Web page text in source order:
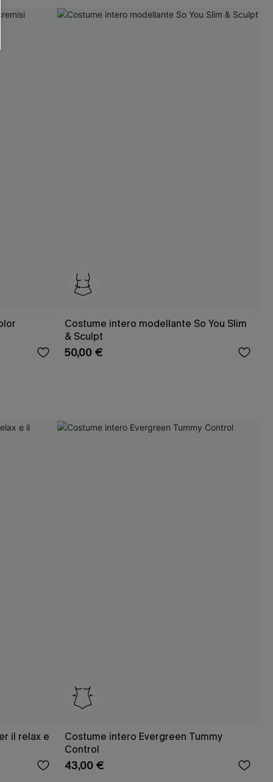
Costume intero modellante So You Slim
& Sculpt
50,00 €
il relax e
Costume intero Evergreen Tummy
Control
43,00 €
i nostri Termini e condizioni. Potremmo
come i pixel presenti nelle